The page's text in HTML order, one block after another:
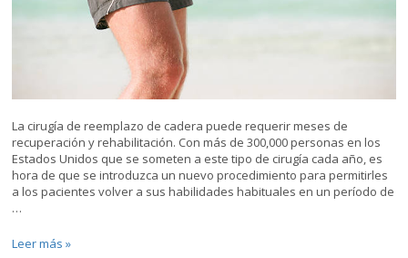
La cirugía de reemplazo de cadera puede requerir meses de
recuperación y rehabilitación. Con más de 300,000 personas en los
Estados Unidos que se someten a este tipo de cirugía cada año, es
hora de que se introduzca un nuevo procedimiento para permitirles
a los pacientes volver a sus habilidades habituales en un período de
…
Cuál
Leer más »